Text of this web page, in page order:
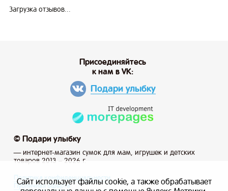
Загрузка отзывов...
© Подари улыбку
— интернет-магазин сумок для мам, игрушек и детских
товаров 2013 – 2026 г.
Присоединяйтесь
к нам в VK:
Подари улыбку
Политика конфиденциальности
Публичная оферта
Сайт использует файлы cookie, а также обрабатывает